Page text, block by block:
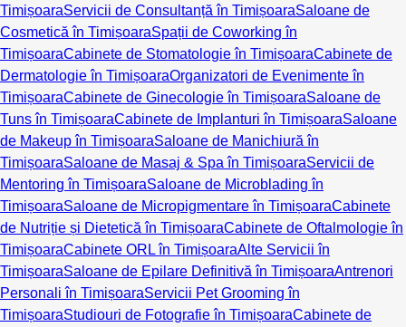
TimișoaraServicii de Consultanță în TimișoaraSaloane de
Cosmetică în TimișoaraSpații de Coworking în
TimișoaraCabinete de Stomatologie în TimișoaraCabinete de
Dermatologie în TimișoaraOrganizatori de Evenimente în
TimișoaraCabinete de Ginecologie în TimișoaraSaloane de
Tuns în TimișoaraCabinete de Implanturi în TimișoaraSaloane
de Makeup în TimișoaraSaloane de Manichiură în
TimișoaraSaloane de Masaj & Spa în TimișoaraServicii de
Mentoring în TimișoaraSaloane de Microblading în
TimișoaraSaloane de Micropigmentare în TimișoaraCabinete
de Nutriție și Dietetică în TimișoaraCabinete de Oftalmologie în
TimișoaraCabinete ORL în TimișoaraAlte Servicii în
TimișoaraSaloane de Epilare Definitivă în TimișoaraAntrenori
Personali în TimișoaraServicii Pet Grooming în
TimișoaraStudiouri de Fotografie în TimișoaraCabinete de